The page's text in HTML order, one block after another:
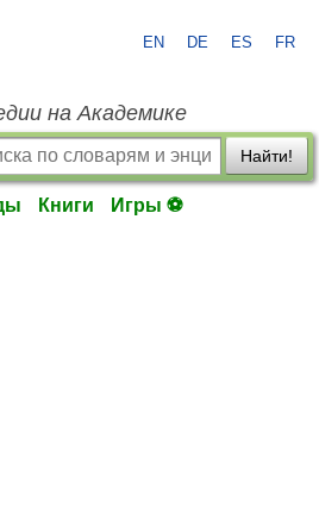
EN DE ES FR
на Академике
Найти!
Книги Игры ⚽